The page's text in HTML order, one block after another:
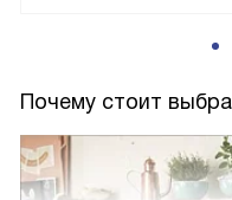
Почему стоит